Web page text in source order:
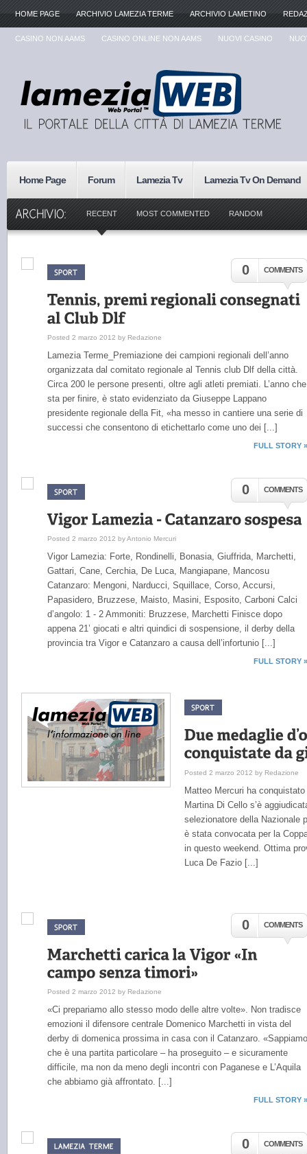
HOME PAGE ARCHIVIO LAMEZIA TERME ARCHIVIO LAMETINO
CASINO NON AAMS CASINO ONLINE NON AAMS NUOVI CASINO
Home Page Forum Lamezia Tv Lamezia Tv On Demand
RECENT MOST COMMENTED RANDOM
0 COMMENTS
Posted 2 marzo 2012 by Redazione
Lamezia Terme_Premiazione dei campioni regionali dell’anno
organizzata dal comitato regionale al Tennis club Dlf della città.
Circa 200 le persone presenti, oltre agli atleti premiati. L’anno che
sta per finire, è stato evidenziato da Giuseppe Lappano
presidente regionale della Fit, «ha messo in cantiere una serie di
successi che consentono di etichettarlo come uno dei [...]
FULL STORY »
0 COMMENTS
Posted 2 marzo 2012 by Antonio Mercuri
Vigor Lamezia: Forte, Rondinelli, Bonasia, Giuffrida, Marchetti,
Gattari, Cane, Cerchia, De Luca, Mangiapane, Mancosu
Catanzaro: Mengoni, Narducci, Squillace, Corso, Accursi,
Papasidero, Bruzzese, Maisto, Masini, Esposito, Carboni Calci
d’angolo: 1 - 2 Ammoniti: Bruzzese, Marchetti Finisce dopo
appena 21’ giocati e altri quindici di sospensione, il derby della
provincia tra Vigor e Catanzaro a causa dell’infortunio [...]
FULL STORY »
Posted 2 marzo 2012 by Redazione
Matteo Mercuri ha
Martina Di Cello s’è
selezionatore della Nazionale
è stata convocata per la
in questo weekend. Ottima
Luca De Fazio [...]
0 COMMENTS
Posted 2 marzo 2012 by Redazione
«Ci prepariamo allo stesso modo delle altre volte». Non tradisce
emozioni il difensore centrale Domenico Marchetti in vista del
derby di domenica prossima in casa con il Catanzaro. «Sappiamo
che è una partita particolare – ha proseguito – e sicuramente
difficile, ma non da meno degli incontri con Paganese e L’Aquila
che abbiamo già affrontato. [...]
FULL STORY »
0 COMMENTS